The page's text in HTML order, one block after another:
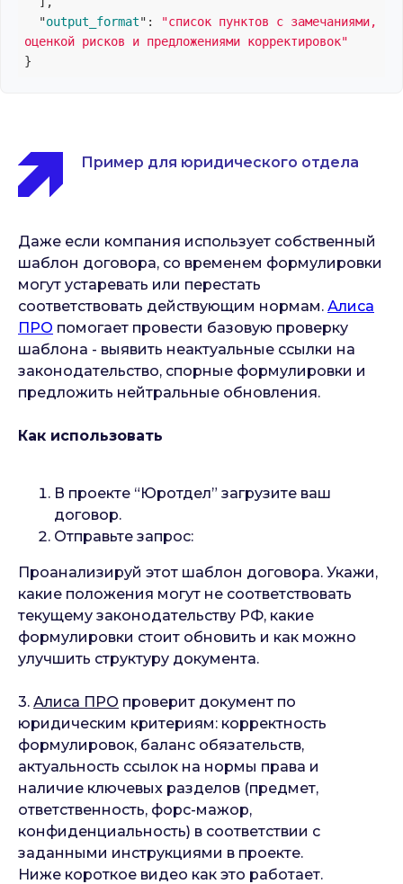
  "
output_format":
"список пунктов с замечаниями,
оценкой рисков и предложениями корректировок"
Пример для юридического отдела
Даже если компания использует собственный
шаблон договора, со временем формулировки
могут устаревать или перестать
соответствовать действующим нормам. Алиса
ПРО помогает провести базовую проверку
шаблона - выявить неактуальные ссылки на
законодательство, спорные формулировки и
предложить нейтральные обновления.
Как использовать
В проекте “Юротдел” загрузите ваш
договор.
Отправьте запрос:
Проанализируй этот шаблон договора. Укажи,
какие положения могут не соответствовать
текущему законодательству РФ, какие
формулировки стоит обновить и как можно
улучшить структуру документа.
3. Алиса ПРО проверит документ по
юридическим критериям: корректность
формулировок, баланс обязательств,
актуальность ссылок на нормы права и
наличие ключевых разделов (предмет,
ответственность, форс-мажор,
конфиденциальность) в соответствии с
заданными инструкциями в проекте.
Ниже короткое видео как это работает.